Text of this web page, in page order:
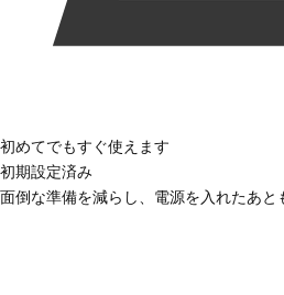
初めてでもすぐ使えます
初期設定済み
面倒な準備を減らし、電源を入れたあ